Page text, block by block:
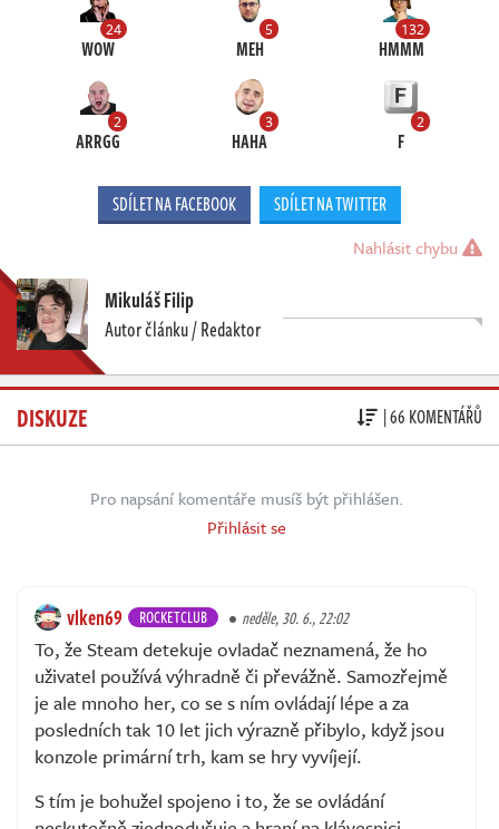
24
WOW
5
MEH
132
HMMM
2
ARRGG
3
HAHA
2
F
SDÍLET NA FACEBOOK SDÍLET NA TWITTER
Nahlásit chybu
Mikuláš Filip
Autor článku / Redaktor
DISKUZE | 66 KOMENTÁŘŮ
Pro napsání komentáře musíš být přihlášen.
Přihlásit se
vlken69 ROCKETCLUB neděle, 30. 6., 22:02
To, že Steam detekuje ovladač neznamená, že ho
uživatel používá výhradně či převážně. Samozřejmě
je ale mnoho her, co se s ním ovládají lépe a za
posledních tak 10 let jich výrazně přibylo, když jsou
konzole primární trh, kam se hry vyvíjejí.
S tím je bohužel spojeno i to, že se ovládání